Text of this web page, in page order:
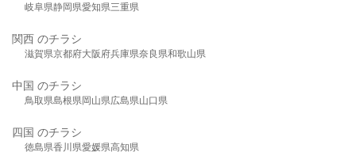
岐阜県静岡県愛知県三重県
関西 のチラシ
滋賀県京都府大阪府兵庫県奈良県和歌山県
中国 のチラシ
鳥取県島根県岡山県広島県山口県
四国 のチラシ
徳島県香川県愛媛県高知県